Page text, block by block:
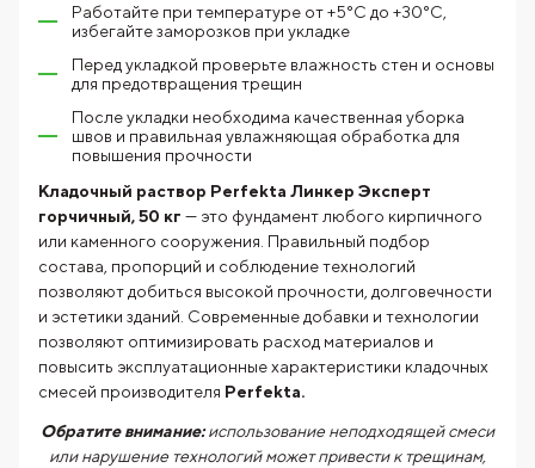
Работайте при температуре от +5°C до +30°C,
избегайте заморозков при укладке
Перед укладкой проверьте влажность стен и основы
для предотвращения трещин
После укладки необходима качественная уборка
швов и правильная увлажняющая обработка для
повышения прочности
Кладочный раствор Perfekta Линкер Эксперт
горчичный, 50 кг — это фундамент любого кирпичного
или каменного сооружения. Правильный подбор
состава, пропорций и соблюдение технологий
позволяют добиться высокой прочности, долговечности
и эстетики зданий. Современные добавки и технологии
позволяют оптимизировать расход материалов и
повысить эксплуатационные характеристики кладочных
смесей производителя Perfekta.
Обратите внимание:использование неподходящей смеси
или нарушение технологий может привести к трещинам,